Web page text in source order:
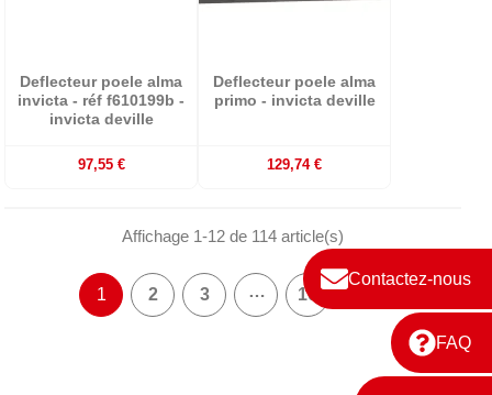
Contactez-nous
FAQ
Deflecteur poele alma
invicta - réf f610199b -
invicta deville
97,55 €
Deflecteur poele alma
primo - invicta deville
129,74 €
Affichage 1-12 de 114 article(s)
1 2 3 … 10